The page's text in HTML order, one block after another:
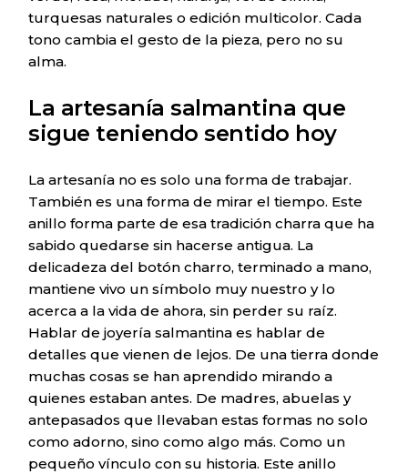
turquesas naturales o edición multicolor. Cada
tono cambia el gesto de la pieza, pero no su
alma.
La artesanía salmantina que
sigue teniendo sentido hoy
La artesanía no es solo una forma de trabajar.
También es una forma de mirar el tiempo. Este
anillo forma parte de esa tradición charra que ha
sabido quedarse sin hacerse antigua. La
delicadeza del botón charro, terminado a mano,
mantiene vivo un símbolo muy nuestro y lo
acerca a la vida de ahora, sin perder su raíz.
Hablar de joyería salmantina es hablar de
detalles que vienen de lejos. De una tierra donde
muchas cosas se han aprendido mirando a
quienes estaban antes. De madres, abuelas y
antepasados que llevaban estas formas no solo
como adorno, sino como algo más. Como un
pequeño vínculo con su historia. Este anillo